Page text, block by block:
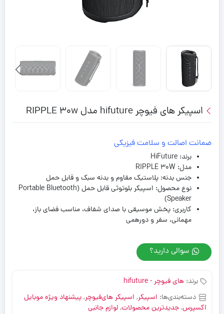
اسپیکر های فیوچر hifuture مدل RIPPLE 30w
ضمانت اصالت و سلامت فیزیکی
برند: HiFuture
مدل: RIPPLE 30W
جنس بدنه: پلاستیک مقاوم و بدنه سبک و قابل حمل
نوع محصول: اسپیکر بلوتوثی قابل حمل (Portable Bluetooth
Speaker)
کاربری: پخش موسیقی با صدای شفاف، مناسب فضای باز،
مهمانی، سفر و دورهمی
سوالی دارید؟
برند: های فیوچر - hifuture
دسته‌بندی‌ها: اسپیکر, اسپیکر های‌فیوچر,پیشنهاد ویژه موبایل
اکسپرس,جدیدترین محصولات,لوازم جانبی